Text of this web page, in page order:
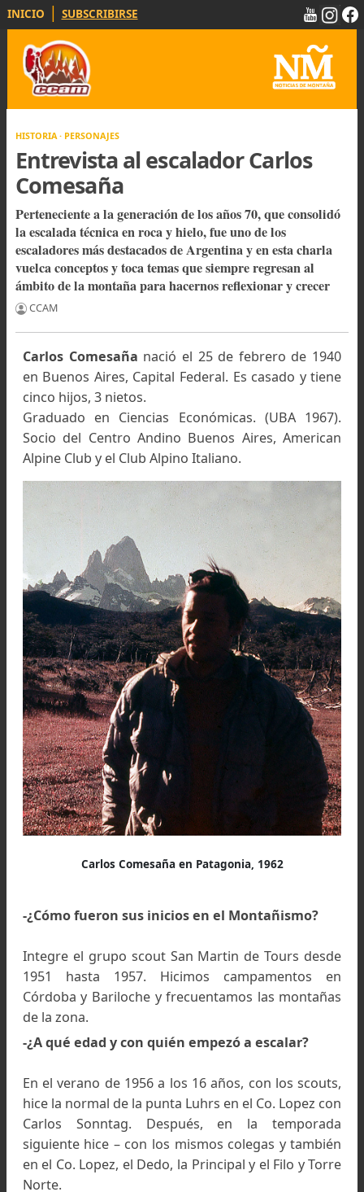
INICIO | SUBSCRIBIRSE
HISTORIA · PERSONAJES
Entrevista al escalador Carlos
Comesaña
Perteneciente a la generación de los años 70, que
la escalada técnica en roca y hielo, fue uno de los
escaladores más destacados de Argentina y en esta
vuelca conceptos y toca temas que siempre regresan al
ámbito de la montaña para hacernos reflexionar y
Carlos Comesaña
en Buenos Aires, Capital Federal. Es casado y
cinco hijos, 3 nietos.
Graduado en Ciencias Económicas. (UBA
Socio del Centro Andino Buenos Aires,
Alpine Club y el Club Alpino Italiano.
Carlos Comesaña en Patagonia, 1962
-¿Cómo fueron sus inicios en el Montañismo?
1951 hasta 1957. Hicimos campamentos
Córdoba y Bariloche y frecuentamos las
de la zona.
-¿A qué edad y con quién empezó a escalar?